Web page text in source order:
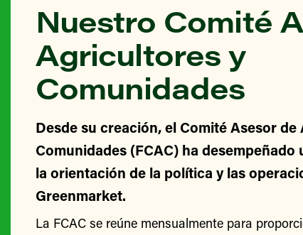
Nuestro Comité
Agricultores y
Comunidades
Desde su creación, el Comité Asesor
Comunidades (FCAC) ha desempeñado
la orientación de la política y las
Greenmarket.
La FCAC se reúne mensualmente para